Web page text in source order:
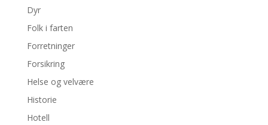
Dyr
Folk i farten
Forretninger
Forsikring
Helse og velvære
Historie
Hotell